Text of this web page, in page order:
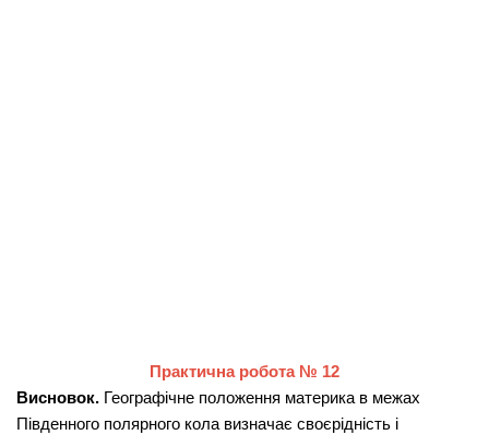
Практична робота № 12
Висновок. Географічне положення материка в межах
Південного полярного кола визначає своєрідність і